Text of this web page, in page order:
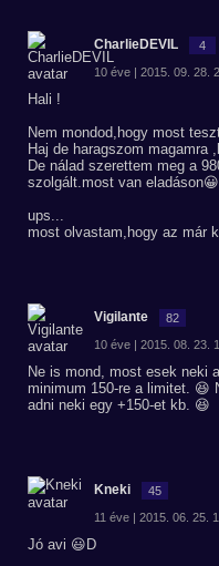
CharlieDEVIL 4
10 éve | 2015. 09. 28.
Hali !
Nem mondod,hogy most
Haj de haragszom magamra
De nálad szerettem meg a
szolgált.most van eladáson😀
ups...
most olvastam,hogy az már
Vigilante 82
10 éve | 2015. 08. 23.
Ne is mond, most esek neki
minimum 150-re a limitet. 😆
adni neki egy +150-et kb. 😆
Kneki 45
11 éve | 2015. 06. 25.
Jó avi 😃D